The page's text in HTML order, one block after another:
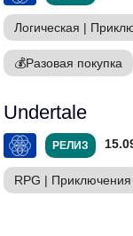
Логическая |
💰Разовая покупка
Undertale
РЕЛИЗ
RPG | Приключения